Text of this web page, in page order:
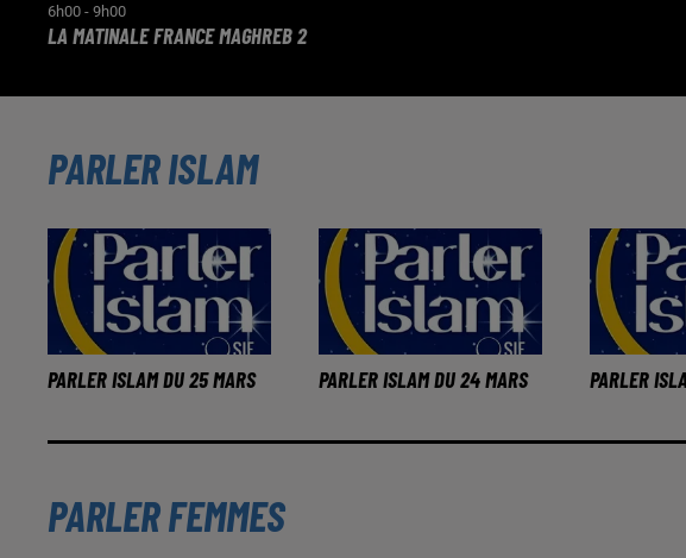
6h00 - 9h00
LA MATINALE FRANCE MAGHREB 2
PARLER ISLAM
PARLER ISLAM DU 25 MARS PARLER ISLAM DU 24 MARS PARLER
PARLER FEMMES